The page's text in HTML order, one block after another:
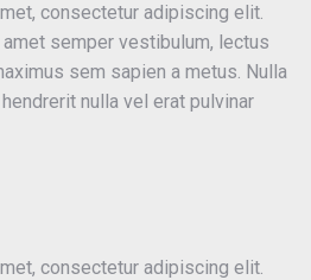
consectetur adipiscing elit.
semper vestibulum, lectus
sem sapien a metus. Nulla
nulla vel erat pulvinar
consectetur adipiscing elit.